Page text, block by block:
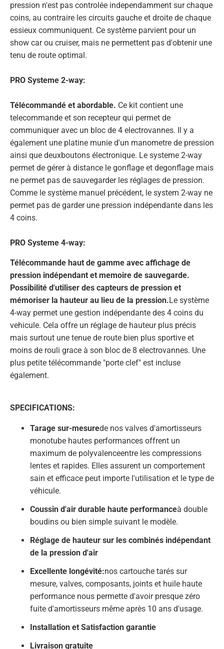
pression n'est pas controlée independamment sur chaque
coins, au contraire les circuits gauche et droite de chaque
essieux communiquent. Ce système parvient pour un
show car ou cruiser, mais ne permettent pas d'obtenir une
tenu de route optimal.
PRO Systeme 2-way:
Télécommandé et abordable. Ce kit contient une
telecommande et son recepteur qui permet de
communiquer avec un bloc de 4 electrovannes. Il y a
également une platine munie d'un manometre de pression
ainsi que deuxboutons électronique. Le systeme 2-way
permet de gérer à distance le gonflage et degonflage mais
ne permet pas de sauvegarder les réglages de pression.
Comme le système manuel précédent, le system 2-way ne
permet pas de garder une pression indépendante dans les
4 coins.
PRO Systeme 4-way:
Télécommande haut de gamme avec affichage de
pression indépendant et memoire de sauvegarde.
Possibilité d'utiliser des capteurs de pression et
mémoriser la hauteur au lieu de la pression.Le système
4-way permet une gestion indépendante des 4 coins du
vehicule. Cela offre un réglage de hauteur plus précis
mais surtout une tenue de route bien plus sportive et
moins de rouli grace à son bloc de 8 electrovannes. Une
plus petite télécommande "porte clef" est incluse
également.
SPECIFICATIONS:
Tarage sur-mesurede nos valves d'amortisseurs
monotube hautes performances offrent un
maximum de polyvalenceentre les compressions
lentes et rapides. Elles assurent un comportement
sain et efficace peut importe l'utilisation et le type de
véhicule.
Coussin d'air durable haute performanceà double
boudins ou bien simple suivant le modèle.
Réglage de hauteur sur les combinés indépendant
de la pression d'air
Excellente longévité:nos cartouche tarés sur
mesure, valves, composants, joints et huile haute
performance nous permette d'avoir presque zéro
fuite d'amortisseurs même après 10 ans d'usage.
Installation et Satisfaction garantie
Livraison gratuite